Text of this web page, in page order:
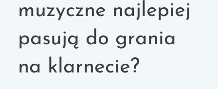
muzyczne najlepiej
pasują do grania
na klarnecie?